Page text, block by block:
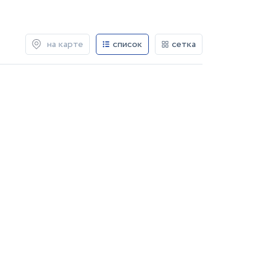
на карте список сетка